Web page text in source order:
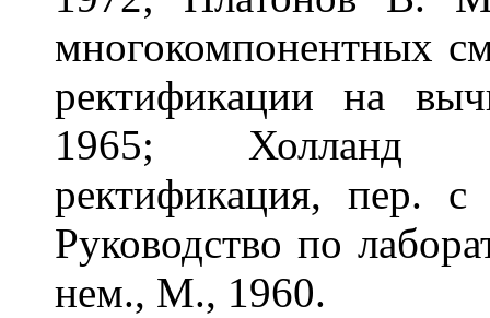
многокомпонентных
ректификации на
1965; Холланд
ректификация, пер.
Руководство по
нем., М., 1960.